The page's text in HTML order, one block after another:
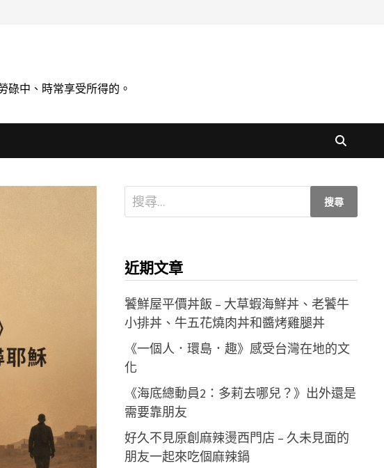
碌中、時常享受所得的。
搜
尋
字:
近期文章
饕鮮屋平價丼飯 – 大草蝦海鮮丼、老饕牛
小排丼、牛五花燒肉丼和醬烤雞腿丼
《一個人．環島．趣》感受台灣在地的文
化
《海底總動員2：多莉去哪兒？》出外還是
需要靠朋友
好久不見原創麻辣燙西門店 – 久未見面的
朋友一起來吃個麻辣鍋